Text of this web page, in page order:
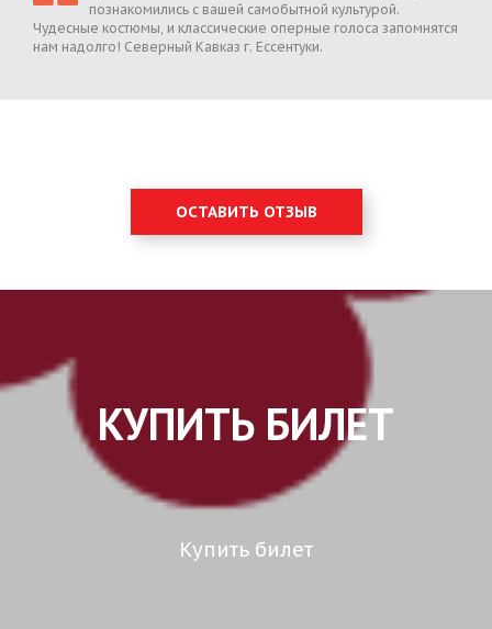
познакомились с вашей самобытной культурой.
Чудесные костюмы, и классические оперные голоса запомнятся
нам надолго! Северный Кавказ г. Ессентуки.
ОСТАВИТЬ ОТЗЫВ
КУПИТЬ БИЛЕТ
Купить билет